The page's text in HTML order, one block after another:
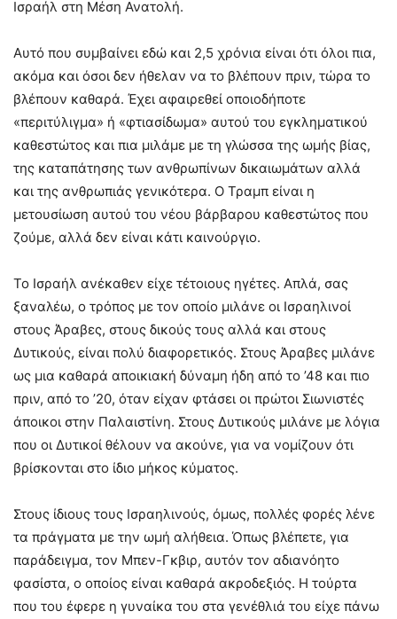
Ισραήλ στη Μέση Ανατολή.
Αυτό που συμβαίνει εδώ και 2,5 χρόνια είναι ότι όλοι πια,
ακόμα και όσοι δεν ήθελαν να το βλέπουν πριν, τώρα το
βλέπουν καθαρά. Έχει αφαιρεθεί οποιοδήποτε
«περιτύλιγμα» ή «φτιασίδωμα» αυτού του εγκληματικού
καθεστώτος και πια μιλάμε με τη γλώσσα της ωμής βίας,
της καταπάτησης των ανθρωπίνων δικαιωμάτων αλλά
και της ανθρωπιάς γενικότερα. Ο Τραμπ είναι η
μετουσίωση αυτού του νέου βάρβαρου καθεστώτος που
ζούμε, αλλά δεν είναι κάτι καινούργιο.
Το Ισραήλ ανέκαθεν είχε τέτοιους ηγέτες. Απλά, σας
ξαναλέω, ο τρόπος με τον οποίο μιλάνε οι Ισραηλινοί
στους Άραβες, στους δικούς τους αλλά και στους
Δυτικούς, είναι πολύ διαφορετικός. Στους Άραβες μιλάνε
ως μια καθαρά αποικιακή δύναμη ήδη από το ’48 και πιο
πριν, από το ’20, όταν είχαν φτάσει οι πρώτοι Σιωνιστές
άποικοι στην Παλαιστίνη. Στους Δυτικούς μιλάνε με λόγια
που οι Δυτικοί θέλουν να ακούνε, για να νομίζουν ότι
βρίσκονται στο ίδιο μήκος κύματος.
Στους ίδιους τους Ισραηλινούς, όμως, πολλές φορές λένε
τα πράγματα με την ωμή αλήθεια. Όπως βλέπετε, για
παράδειγμα, τον Μπεν-Γκβιρ, αυτόν τον αδιανόητο
φασίστα, ο οποίος είναι καθαρά ακροδεξιός. Η τούρτα
που του έφερε η γυναίκα του στα γενέθλιά του είχε πάνω